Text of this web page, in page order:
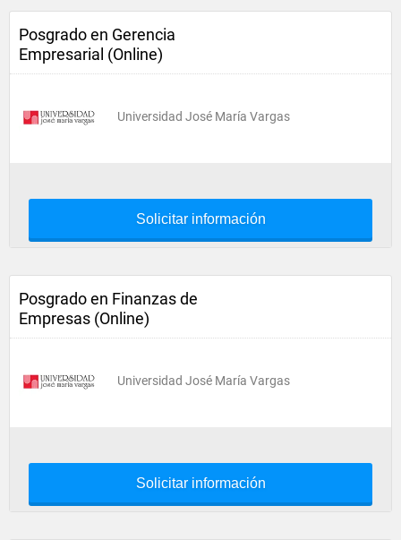
Posgrado en Gerencia
Empresarial (Online)
Universidad José María Vargas
Solicitar información
Posgrado en Finanzas de
Empresas (Online)
Universidad José María Vargas
Solicitar información